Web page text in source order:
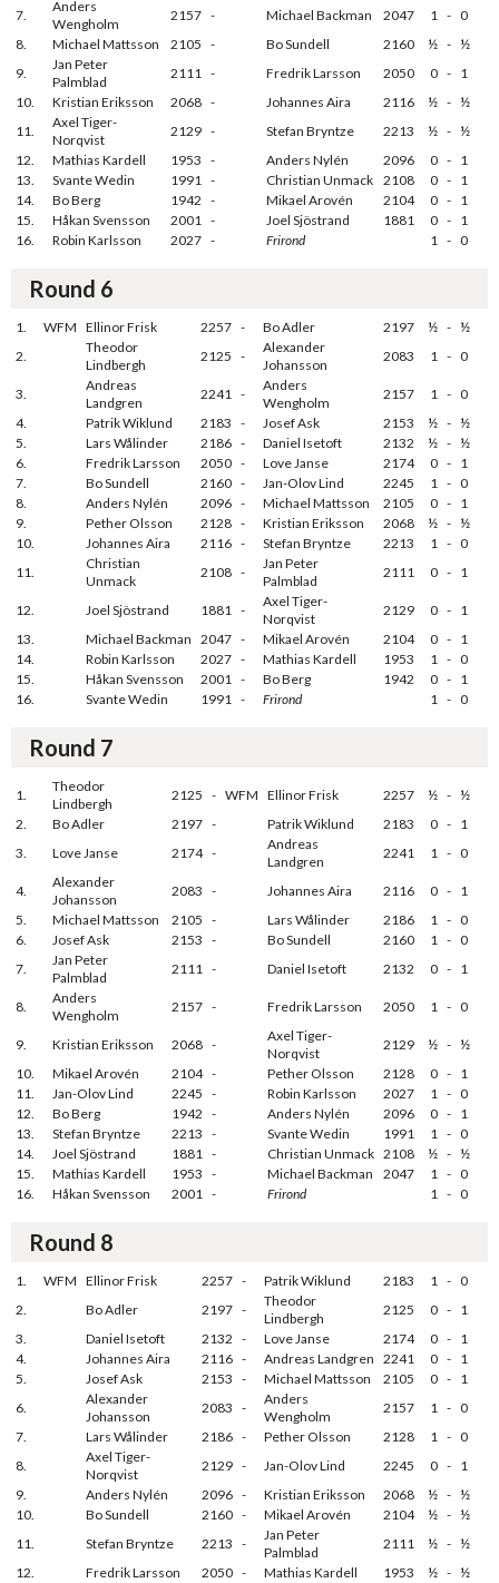
7.
Anders
Wengholm
2157 - Michael Backman 2047 1 - 0
8.
Michael Mattsson 2105 - Bo Sundell 2160 ½ - ½
9.
Jan Peter
Palmblad
2111 - Fredrik Larsson 2050 0 - 1
10.
Kristian Eriksson 2068 - Johannes Aira 2116 ½ - ½
11.
Axel Tiger-
Norqvist
2129 - Stefan Bryntze 2213 ½ - ½
12.
Mathias Kardell 1953 - Anders Nylén 2096 0 - 1
13.
Svante Wedin 1991 - Christian Unmack 2108 0 - 1
14.
Bo Berg 1942 - Mikael Arovén 2104 0 - 1
15.
Håkan Svensson 2001 - Joel Sjöstrand 1881 0 - 1
16.
Robin Karlsson 2027 - Frirond 1 - 0
Round 6
1. WFM Ellinor Frisk 2257 - Bo Adler 2197 ½ - ½
2.
Theodor
Lindbergh
2125 -
Alexander
Johansson
2083 1 - 0
3.
Andreas
Landgren
2241 -
Anders
Wengholm
2157 1 - 0
4.
Patrik Wiklund 2183 - Josef Ask 2153 ½ - ½
5.
Lars Wålinder 2186 - Daniel Isetoft 2132 ½ - ½
6.
Fredrik Larsson 2050 - Love Janse 2174 0 - 1
7.
Bo Sundell 2160 - Jan-Olov Lind 2245 1 - 0
8.
Anders Nylén 2096 - Michael Mattsson 2105 0 - 1
9.
Pether Olsson 2128 - Kristian Eriksson 2068 ½ - ½
10.
Johannes Aira 2116 - Stefan Bryntze 2213 1 - 0
11.
Christian
Unmack
2108 -
Jan Peter
Palmblad
2111 0 - 1
12. Joel Sjöstrand 1881 -
Axel Tiger-
Norqvist
2129 0 - 1
13.
Michael Backman 2047 - Mikael Arovén 2104 0 - 1
14.
Robin Karlsson 2027 - Mathias Kardell 1953 1 - 0
15.
Håkan Svensson 2001 - Bo Berg 1942 0 - 1
16.
Svante Wedin 1991 - Frirond 1 - 0
Round 7
1.
Theodor
Lindbergh
2125 - WFM Ellinor Frisk 2257 ½ - ½
2.
Bo Adler 2197 - Patrik Wiklund 2183 0 - 1
3.
Love Janse 2174 -
Andreas
Landgren
2241 1 - 0
4.
Alexander
Johansson
2083 - Johannes Aira 2116 0 - 1
5.
Michael Mattsson 2105 - Lars Wålinder 2186 1 - 0
6.
Josef Ask 2153 - Bo Sundell 2160 1 - 0
7.
Jan Peter
Palmblad
2111 - Daniel Isetoft 2132 0 - 1
8.
Anders
Wengholm
2157 - Fredrik Larsson 2050 1 - 0
9. Kristian Eriksson 2068 -
Axel Tiger-
Norqvist
2129 ½ - ½
10.
Mikael Arovén 2104 - Pether Olsson 2128 0 - 1
11.
Jan-Olov Lind 2245 - Robin Karlsson 2027 1 - 0
12.
Bo Berg 1942 - Anders Nylén 2096 0 - 1
13.
Stefan Bryntze 2213 - Svante Wedin 1991 1 - 0
14.
Joel Sjöstrand 1881 - Christian Unmack 2108 ½ - ½
15.
Mathias Kardell 1953 - Michael Backman 2047 1 - 0
16.
Håkan Svensson 2001 - Frirond 1 - 0
Round 8
1. WFM Ellinor Frisk 2257 - Patrik Wiklund 2183 1 - 0
2.
Bo Adler 2197 -
Theodor
Lindbergh
2125 0 - 1
3.
Daniel Isetoft 2132 - Love Janse 2174 0 - 1
4.
Johannes Aira 2116 - Andreas Landgren 2241 0 - 1
5.
Josef Ask 2153 - Michael Mattsson 2105 0 - 1
6.
Alexander
Johansson
2083 -
Anders
Wengholm
2157 1 - 0
7.
Lars Wålinder 2186 - Pether Olsson 2128 1 - 0
8.
Axel Tiger-
Norqvist
2129 - Jan-Olov Lind 2245 0 - 1
9.
Anders Nylén 2096 - Kristian Eriksson 2068 ½ - ½
10.
Bo Sundell 2160 - Mikael Arovén 2104 ½ - ½
11.
Stefan Bryntze 2213 -
Jan Peter
Palmblad
2111 ½ - ½
12.
Fredrik Larsson 2050 - Mathias Kardell 1953 ½ - ½